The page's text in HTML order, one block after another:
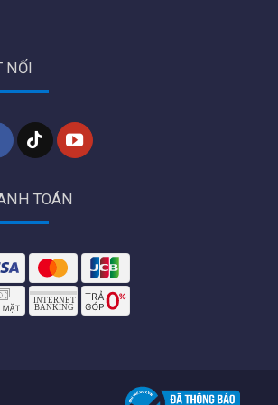
NỐI
TOÁN